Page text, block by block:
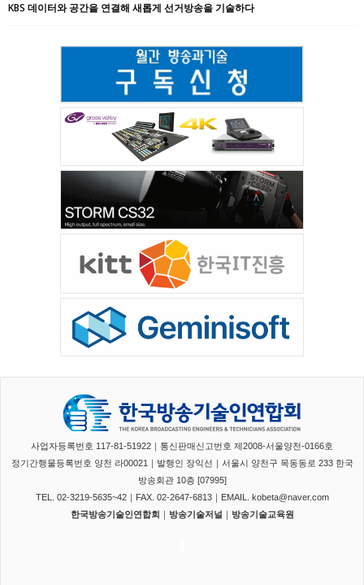
KBS 데이터와 공간을 연결해 새롭게 선거방송을 기술하다
사업자등록번호 117-81-51922｜통신판매신고번호 제2008-서울양천-0166호
정기간행물등록번호 양천 라00021｜발행인 장익선｜서울시 양천구 목동동로 233 한국
방송회관 10층 [07995]
TEL. 02-3219-5635~42｜FAX. 02-2647-6813｜EMAIL. kobeta@naver.com
한국방송기술인연합회 ｜ 방송기술저널 ｜ 방송기술교육원